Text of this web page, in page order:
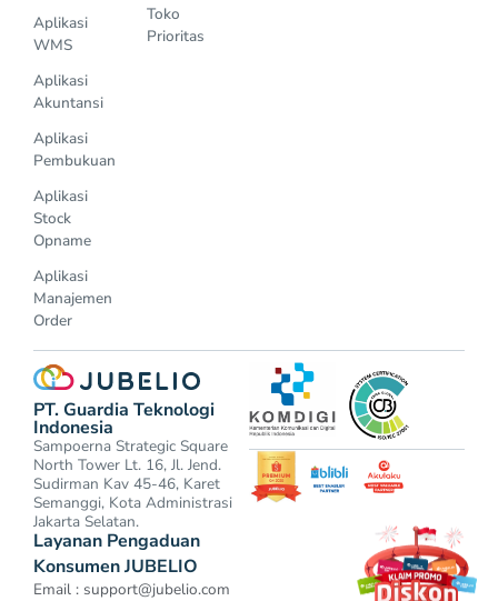
Aplikasi
WMS
Aplikasi
Akuntansi
Aplikasi
Pembukuan
Aplikasi
Stock
Opname
Aplikasi
Manajemen
Order
Toko
Prioritas
PT. Guardia Teknologi
Indonesia
Sampoerna Strategic Square
North Tower Lt. 16, Jl. Jend.
Sudirman Kav 45-46, Karet
Semanggi, Kota Administrasi
Jakarta Selatan.
Layanan Pengaduan
Konsumen JUBELIO
Email : support@jubelio.com